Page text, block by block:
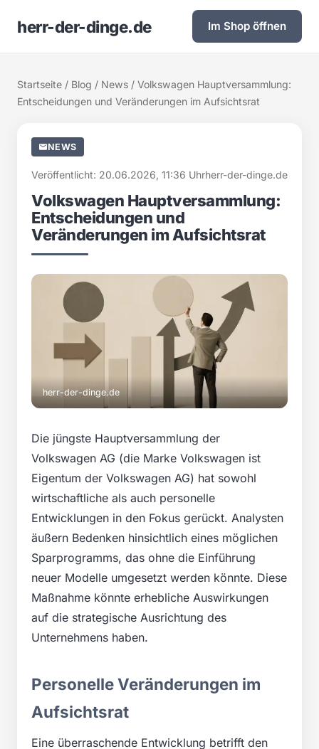
herr-der-dinge.de Im Shop öffnen
Startseite / Blog / News / Volkswagen Hauptversammlung:
Entscheidungen und Veränderungen im Aufsichtsrat
NEWS
Veröffentlicht: 20.06.2026, 11:36 Uhrherr-der-dinge.de
Volkswagen Hauptversammlung:
Entscheidungen und
Veränderungen im Aufsichtsrat
herr-der-dinge.de
Die jüngste Hauptversammlung der
Volkswagen AG (die Marke Volkswagen ist
Eigentum der Volkswagen AG) hat sowohl
wirtschaftliche als auch personelle
Entwicklungen in den Fokus gerückt. Analysten
äußern Bedenken hinsichtlich eines möglichen
Sparprogramms, das ohne die Einführung
neuer Modelle umgesetzt werden könnte. Diese
Maßnahme könnte erhebliche Auswirkungen
auf die strategische Ausrichtung des
Unternehmens haben.
Personelle Veränderungen im
Aufsichtsrat
Eine überraschende Entwicklung betrifft den